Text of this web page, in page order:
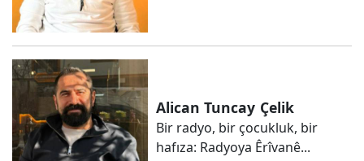
Alican Tuncay Çelik
Bir radyo, bir çocukluk, bir
hafıza: Radyoya Êrîvanê...